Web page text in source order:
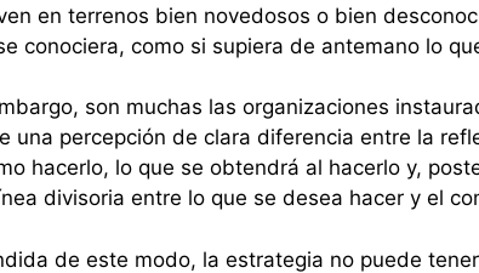
en terrenos bien novedosos o bien
conociera, como si supiera de antemano lo
son muchas las organizaciones
una percepción de clara diferencia entre la
hacerlo, lo que se obtendrá al hacerlo y,
divisoria entre lo que se desea hacer y el
de este modo, la estrategia no puede